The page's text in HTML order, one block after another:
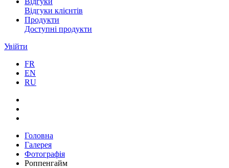
Відгуки клієнтів
Продукти
Доступні продукти
Увійти
FR
EN
RU
Головна
Галерея
Фотографія
Роппенгайм